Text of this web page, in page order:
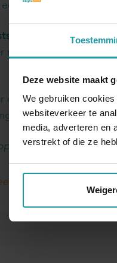
Deze website maakt
We gebruiken
websiteverkeer te
media, adverteren en
verstrekt of die ze
voorschot verstrekt
moet voor 1 april
die subsidie ontvangt
op duidelijke en
1 juli 2020
dit artikel